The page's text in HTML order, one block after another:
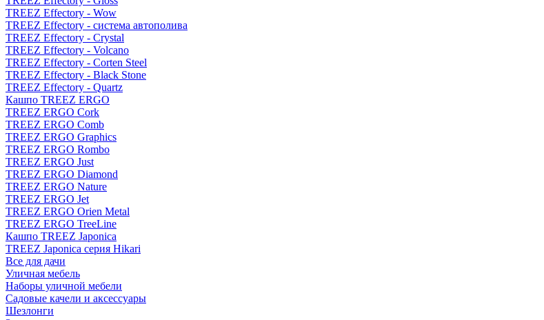
TREEZ Effectory - Wow
TREEZ Effectory - система автополива
TREEZ Effectory - Crystal
TREEZ Effectory - Volcano
TREEZ Effectory - Corten Steel
TREEZ Effectory - Black Stone
TREEZ Effectory - Quartz
Кашпо TREEZ ERGO
TREEZ ERGO Cork
TREEZ ERGO Comb
TREEZ ERGO Graphics
TREEZ ERGO Rombo
TREEZ ERGO Just
TREEZ ERGO Diamond
TREEZ ERGO Nature
TREEZ ERGO Jet
TREEZ ERGO Orien Metal
TREEZ ERGO TreeLine
Кашпо TREEZ Japonica
TREEZ Japonica серия Hikari
Все для дачи
Уличная мебель
Наборы уличной мебели
Садовые качели и аксессуары
Шезлонги